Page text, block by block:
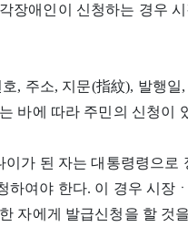
장애인이 신청하는 경우
, 주소, 지문(指紋), 발행일
바에 따라 주민의 신청이
가 된 자는 대통령령으로
하여야 한다. 이 경우 시장
자에게 발급신청을 할 것